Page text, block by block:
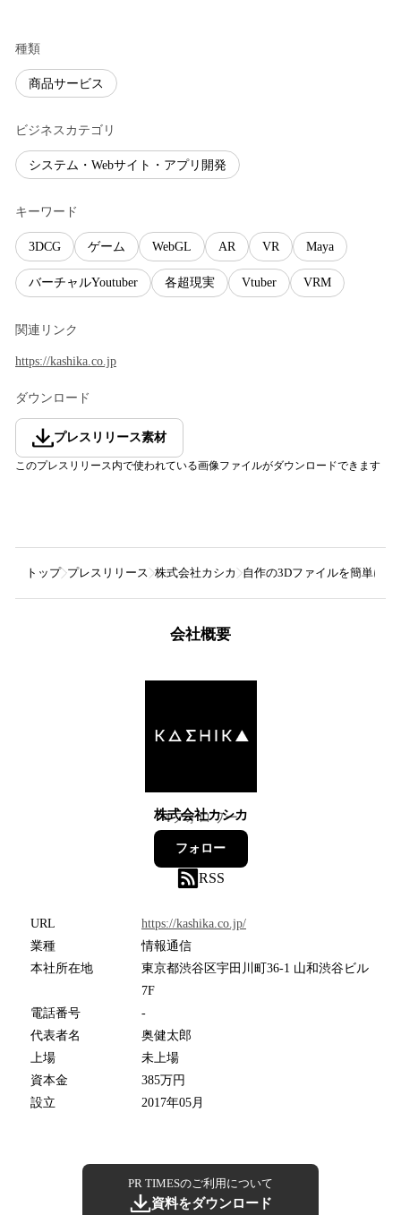
種類
商品サービス
ビジネスカテゴリ
システム・Webサイト・アプリ開発
キーワード
3DCG ゲーム WebGL AR VR Maya
バーチャルYoutuber 各超現実 Vtuber VRM
関連リンク
https://kashika.co.jp
ダウンロード
プレスリリース素材
このプレスリリース内で使われている画像ファイルがダウンロードできます
トップ プレスリリース 株式会社カシカ 自作の3Dファイルを簡単に
会社概要
株式会社カシカ
4フォロワー
フォロー
RSS
URL
https://kashika.co.jp/
業種
情報通信
本社所在地
東京都渋谷区宇田川町36-1 山和渋谷ビル
7F
電話番号
-
代表者名
奥健太郎
上場
未上場
資本金
385万円
設立
2017年05月
PR TIMESのご利用について
資料をダウンロード